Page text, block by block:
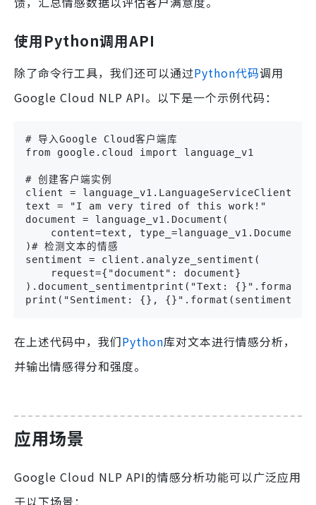
使用Python调用API
除了命令行工具，我们还可以通过Python代码调用
Google Cloud NLP API。以下是一个示例代码：
# 导入Google Cloud客户端库
from google.cloud import language_v1
# 创建客户端实例
client = language_v1.LanguageServiceClient()#
text = "I am very tired of this work!"
document = language_v1.Document(
content=text,
)# 检测文本的情感
sentiment = client.analyze_sentiment(
    request={"document": document}
).document_sentimentprint("Text:
print("Sentiment: {},
在上述代码中，我们Python库对文本进行情感分析，
并输出情感得分和强度。
应用场景
Google Cloud NLP API的情感分析功能可以广泛应用
于以下场景：